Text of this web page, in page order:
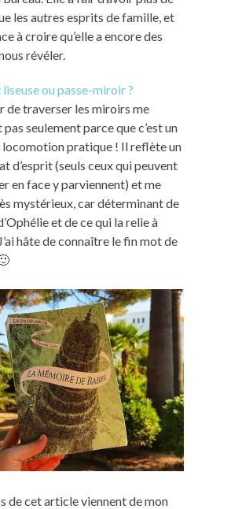
les autres esprits de famille, et
à croire qu’elle a encore des
révéler.
ou passe-miroir ?
de traverser les miroirs me
seulement parce que c’est un
locomotion pratique ! Il reflète un
d’esprit (seuls ceux qui peuvent
en face y parviennent) et me
mystérieux, car déterminant de
et de ce qui la relie à
hâte de connaître le fin mot de
de cet article viennent de mon